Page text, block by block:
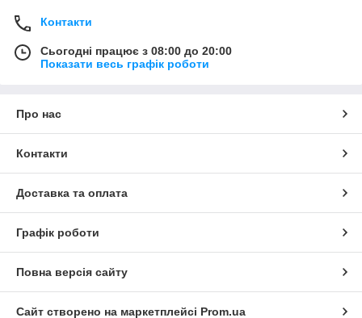
Контакти
Сьогодні працює з 08:00 до 20:00
Показати весь графік роботи
Про нас
Контакти
Доставка та оплата
Графік роботи
Повна версія сайту
Сайт створено на маркетплейсі Prom.ua